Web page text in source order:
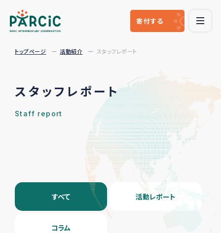
寄付する
トップページ 活動紹介 スタッフレポート
スタッフレポート
Staff report
すべて 活動レポート
コラム